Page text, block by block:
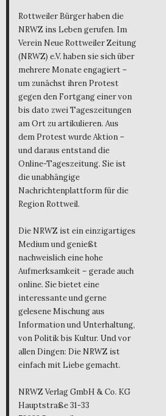
Rottweiler Bürger haben die
NRWZ ins Leben gerufen. Im
Verein Neue Rottweiler Zeitung
(NRWZ) e.V. haben sie sich über
mehrere Monate engagiert –
um zunächst ihren Protest
gegen den Fortgang einer von
bis dato zwei Tageszeitungen
am Ort zu artikulieren. Aus
dem Protest wurde Aktion –
und daraus entstand die
Online-Tageszeitung. Sie ist
die unabhängige
Nachrichtenplattform für die
Region Rottweil.
Die NRWZ ist ein einzigartiges
Medium und genießt
nachweislich eine hohe
Aufmerksamkeit – gerade auch
online. Sie bietet eine
interessante und gerne
gelesene Mischung aus
Information und Unterhaltung,
von Politik bis Kultur. Und vor
allen Dingen: Die NRWZ ist
einfach mit Liebe gemacht.
NRWZ Verlag GmbH & Co. KG
Hauptstraße 31-33